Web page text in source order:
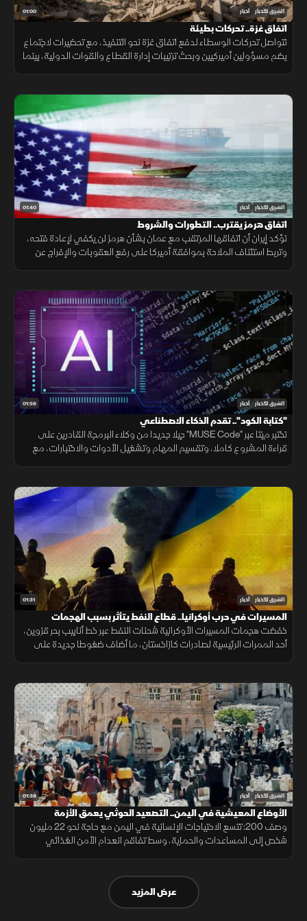
01:00 الشرق للأخبار أخبار
اتفاق غزة.. تحركات بطيئة
تتواصل تحركات الوسطاء لدفع اتفاق غزة نحو التنفيذ، مع تحضيرات لاجتماع
يضم مسؤولين أميركيين وبحث ترتيبات إدارة القطاع والقوات الدولية، بينما
01:40 الشرق للأخبار أخبار
اتفاق هرمز يقترب.. التطورات والشروط
تؤكد إيران أن اتفاقها المرتقب مع عمان بشأن هرمز لن يكفي لإعادة فتحه،
وتربط استئناف الملاحة بموافقة أميركا على رفع العقوبات والإفراج عن
01:56 الشرق للأخبار أخبار
"كتابة الكود".. تقدم الذكاء الاصطناعي
تختبر ميتا عبر "MUSE Code" جيلا جديدا من وكلاء البرمجة القادرين على
قراءة المشروع كاملا، وتقسيم المهام وتشغيل الأدوات والاختبارات، مع
01:31 الشرق للأخبار أخبار
المسيرات في حرب أوكرانيا.. قطاع النفط يتأثر بسبب الهجمات
خفضت هجمات المسيرات الأوكرانية شحنات النفط عبر خط أنابيب بحر قزوين،
أحد الممرات الرئيسية لصادرات كازاخستان، ما أضاف ضغوطا جديدة على
01:38 الشرق للأخبار أخبار
الأوضاع المعيشية في اليمن.. التصعيد الحوثي يعمق الأزمة
وصف 200: تتسع الاحتياجات الإنسانية في اليمن مع حاجة نحو 22 مليون
شخص إلى المساعدات والحماية، وسط تفاقم انعدام الأمن الغذائي
عرض المزيد